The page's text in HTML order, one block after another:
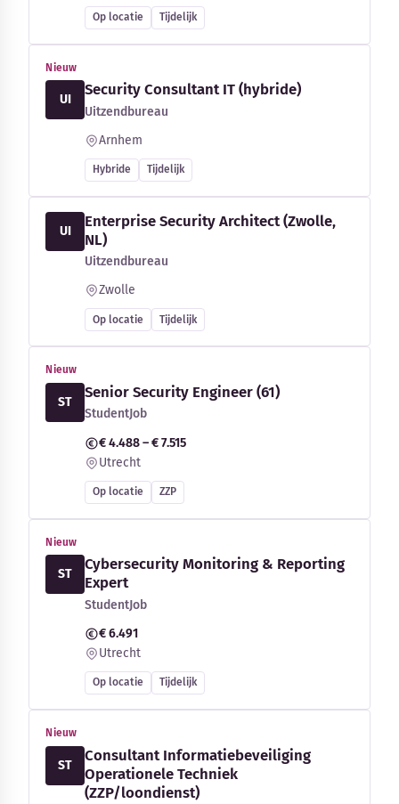
Op locatie Tijdelijk
Nieuw
UI
Security Consultant IT (hybride)
Uitzendbureau
Arnhem
Hybride Tijdelijk
UI
Enterprise Security Architect (Zwolle,
NL)
Uitzendbureau
Zwolle
Op locatie Tijdelijk
Nieuw
ST
Senior Security Engineer (61)
StudentJob
€ 4.488 – € 7.515
Utrecht
Op locatie ZZP
Nieuw
ST
Cybersecurity Monitoring & Reporting
Expert
StudentJob
€ 6.491
Utrecht
Op locatie Tijdelijk
Nieuw
ST
Consultant Informatiebeveiliging
Operationele Techniek
(ZZP/loondienst)